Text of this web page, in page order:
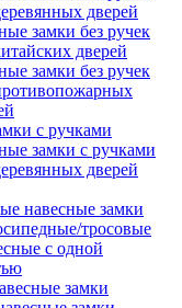
дверей
замки без ручек
дверей
замки без ручек
с ручками
замки с ручками
дверей
навесные замки
тросовые
с одной
замки